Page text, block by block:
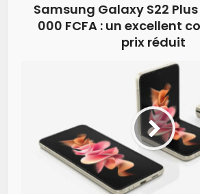
Samsung Galaxy S22 Plus
000 FCFA : un excellent
prix réduit